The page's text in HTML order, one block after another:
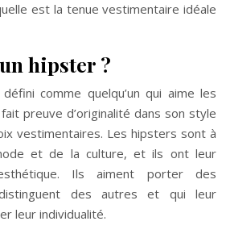
est la tenue vestimentaire idéale
hipster ?
comme quelqu’un qui aime les
preuve d’originalité dans son style
vestimentaires. Les hipsters sont à
et de la culture, et ils ont leur
Ils aiment porter des
des autres et qui leur
leur individualité.